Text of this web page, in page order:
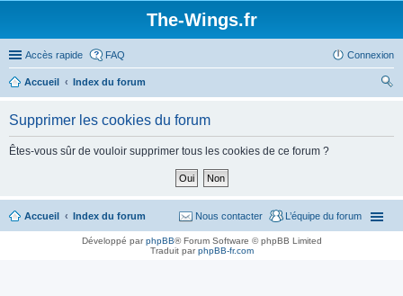
The-Wings.fr
Accès rapide FAQ Connexion
Accueil
Index du forum
Supprimer les cookies du forum
Êtes-vous sûr de vouloir supprimer tous les cookies de ce forum ?
Accueil Index du forum L’équipe du forum
Nous contacter
Développé parphpBB® Forum Software © phpBB Limited
Traduit parphpBB-fr.com